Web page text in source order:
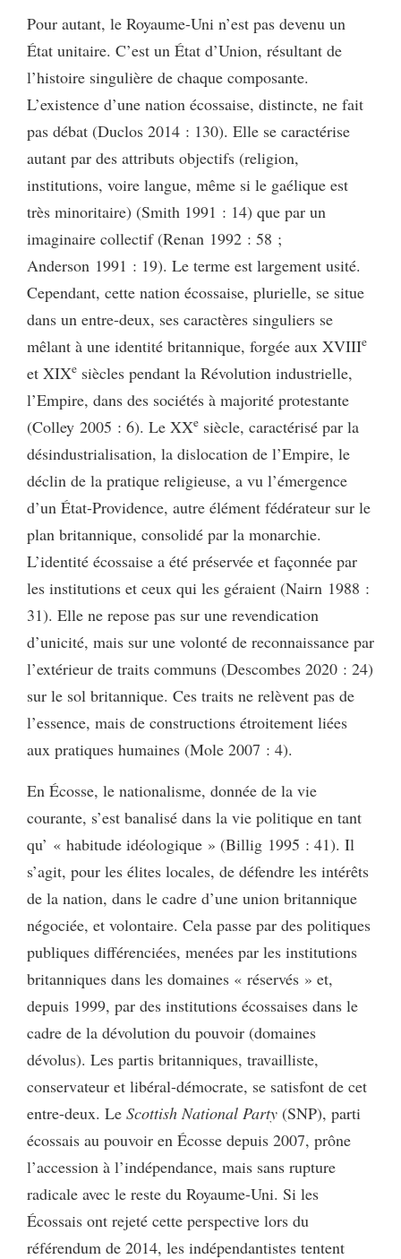
Pour autant, le Royaume-Uni n’est pas devenu un
État unitaire. C’est un État d’Union, résultant de
l’histoire singulière de chaque composante.
L’existence d’une nation écossaise, distincte, ne fait
pas débat (Duclos 2014 : 130). Elle se caractérise
autant par des attributs objectifs (religion,
institutions, voire langue, même si le gaélique est
très minoritaire) (Smith 1991 : 14) que par un
imaginaire collectif (Renan 1992 : 58 ;
Anderson 1991 : 19). Le terme est largement usité.
Cependant, cette nation écossaise, plurielle, se situe
dans un entre-deux, ses caractères singuliers se
mêlant à une identité britannique, forgée aux XVIIIe
et XIXe siècles pendant la Révolution industrielle,
l’Empire, dans des sociétés à majorité protestante
(Colley 2005 : 6). Le XXe siècle, caractérisé par la
désindustrialisation, la dislocation de l’Empire, le
déclin de la pratique religieuse, a vu l’émergence
d’un État-Providence, autre élément fédérateur sur le
plan britannique, consolidé par la monarchie.
L’identité écossaise a été préservée et façonnée par
les institutions et ceux qui les géraient (Nairn 1988 :
31). Elle ne repose pas sur une revendication
d’unicité, mais sur une volonté de reconnaissance par
l’extérieur de traits communs (Descombes 2020 : 24)
sur le sol britannique. Ces traits ne relèvent pas de
l’essence, mais de constructions étroitement liées
aux pratiques humaines (Mole 2007 : 4).
En Écosse, le nationalisme, donnée de la vie
courante, s’est banalisé dans la vie politique en tant
qu’ « habitude idéologique » (Billig 1995 : 41). Il
s’agit, pour les élites locales, de défendre les intérêts
de la nation, dans le cadre d’une union britannique
négociée, et volontaire. Cela passe par des politiques
publiques différenciées, menées par les institutions
britanniques dans les domaines « réservés » et,
depuis 1999, par des institutions écossaises dans le
cadre de la dévolution du pouvoir (domaines
dévolus). Les partis britanniques, travailliste,
conservateur et libéral-démocrate, se satisfont de cet
entre-deux. Le Scottish National Party (SNP), parti
écossais au pouvoir en Écosse depuis 2007, prône
l’accession à l’indépendance, mais sans rupture
radicale avec le reste du Royaume-Uni. Si les
Écossais ont rejeté cette perspective lors du
référendum de 2014, les indépendantistes tentent